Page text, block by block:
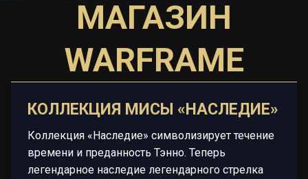
МАГАЗИН
WARFRAME
КОЛЛЕКЦИЯ МИСЫ «НАСЛЕДИЕ»
Коллекция «Наследие» символизирует течение
времени и преданность Тэнно. Теперь
легендарное наследие легендарного стрелка